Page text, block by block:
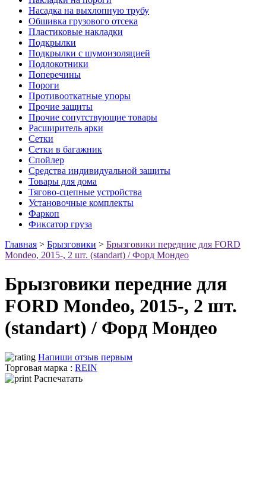
Насадка на выхлопную трубу
Обшивка грузового отсека
Пластиковые накладки
Подкрылки
Подкрылки с шумоизоляцией
Подлокотники
Поперечины
Пороги
Противооткатные упоры
Прочие защиты
Прочие сопутствующие товары
Расширитель арки
Сетки
Сетки в багажник
Спойлер
Средства индивидуальной защиты
Товары для дома
Тягово-сцепные устройства
Установочные комплекты
Фаркоп
Фиксатор груза
Главная > Брызговики > Брызговики передние для FORD
Mondeo, 2015-, 2 шт. (standart) / Форд Мондео
Брызговики передние для
FORD Mondeo, 2015-, 2 шт.
(standart) / Форд Мондео
Напиши отзыв первым
Торговая марка : REIN
Распечатать